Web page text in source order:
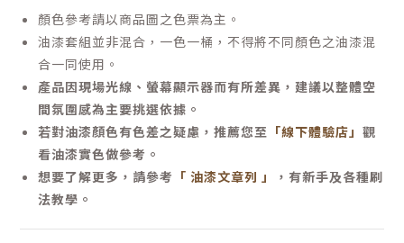
顏色參考請以商品圖之色票為主。
油漆套組並非混合，一色一桶，不得將不同顏色之油漆混
合一同使用。
產品因現場光線、螢幕顯示器而有所差異，建議以整體空
間氛圍感為主要挑選依據。
若對油漆顏色有色差之疑慮，推薦您至 「線下體驗店」 觀
看油漆實色做參考。
想要了解更多，請參考 「 油漆文章列 」
，有新手及各種刷
法教學。